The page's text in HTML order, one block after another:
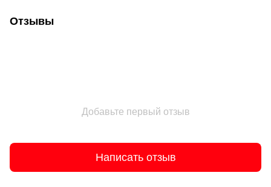
Отзывы
Добавьте первый отзыв
Написать отзыв